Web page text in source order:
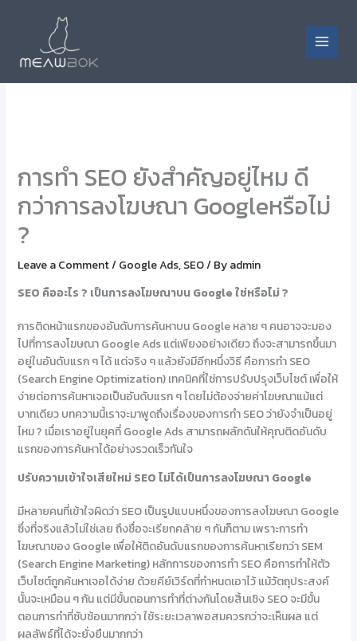
Main
Menu
การทำ SEO ยังสำคัญอยู่ไหม ดี
กว่าการลงโฆษณา Googleหรือไม่
?
Leave a Comment/Google Ads,SEO/ Byadmin
SEO คืออะไร ? เป็นการลงโฆษณาบน Googleใช่หรือไม่ ?
การติดหน้าแรกของอันดับการค้นหาบน Google หลาย ๆ คนอาจจะมอง
ไปที่การลงโฆษณา Google Ads แต่เพียงอย่างเดียว ถึงจะสามารถขึ้นมา
อยู่ในอันดับแรก ๆ ได้ แต่จริง ๆ แล้วยังมีอีกหนึ่งวิธี คือการทำ SEO
(Search Engine Optimization) เทคนิคที่ใช่การปรับปรุงเว็บไซต์ เพื่อให้
ง่ายต่อการค้นหาเจอเป็นอันดับแรก ๆ โดยไม่ต้องจ่ายค่าโฆษณาแม้แต่
บาทเดียว บทความนี้เราจะมาพูดถึงเรื่องของการทำ SEO ว่ายังจำเป็นอยู่
ไหม ? เมื่อเราอยู่ในยุคที่ Google Ads สามารถผลักดันให้คุณติดอันดับ
แรกของการค้นหาได้อย่างรวดเร็วทันใจ
ปรับความเข้าใจเสียใหม่SEO ไม่ได้เป็นการลงโฆษณาGoogle
มีหลายคนที่เข้าใจผิดว่า SEO เป็นรูปแบบหนึ่งของการลงโฆษณา Google
ซึ่งที่จริงแล้วไม่ใช่เลย ถึงชื่อจะเรียกคล้าย ๆ กันก็ตาม เพราะการทำ
โฆษณาของ Google เพื่อให้ติดอันดับแรกของการค้นหาเรียกว่า SEM
(Search Engine Marketing) หลักการของการทำ SEO คือการทำให้ตัว
เว็บไซต์ถูกค้นหาเจอได้ง่าย ด้วยคีย์เวิร์ดที่กำหนดเอาไว้ แม้วัตถุประสงค์
นั้นจะเหมือน ๆ กัน แต่มีขั้นตอนการทำที่ต่างกันโดยสิ้นเชิง SEO จะมีขั้น
ตอนการทำที่ซับซ้อนมากกว่า ใช้ระยะเวลาพอสมควรกว่าจะเห็นผล แต่
ผลลัพธ์ที่ได้จะยั่งยืนมากกว่า